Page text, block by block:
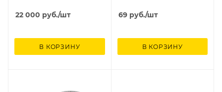
22 000 руб./шт
В КОРЗИНУ
69руб./шт
В КОРЗИНУ